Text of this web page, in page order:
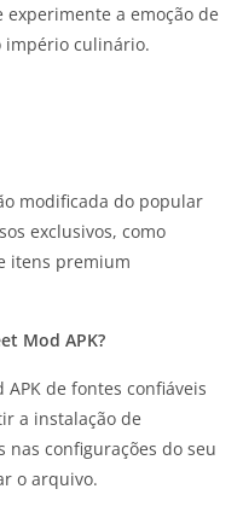
a emoção de
culinário.
modificada do popular
exclusivos, como
itens premium
Mod APK?
de fontes confiáveis
a instalação de
nas configurações do seu
o arquivo.